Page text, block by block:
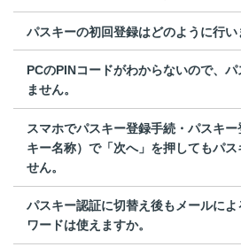
パスキーの初回登録はどのように行い
PCのPINコードがわからないので、
ません。
スマホでパスキー登録手続・パスキ
キー名称）で「次へ」を押してもパス
せん。
パスキー認証に切替え後もメールに
ワードは使えますか。